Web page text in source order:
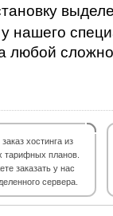
у нашего
любой
заказ хостинга из
тарифных планов.
заказать у нас
сервера.